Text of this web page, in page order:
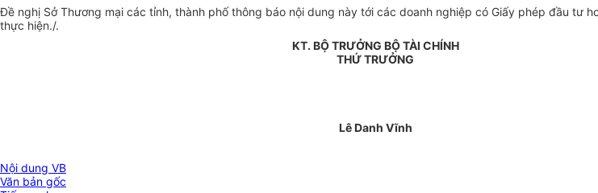
Đề nghị Sở Thương mại các tỉnh, thành phố thông báo nội dung này tới các doanh nghiệp có Giấy phép đầu tư
thực hiện./.
KT. BỘ TRƯỞNG BỘ TÀI CHÍNH
THỨ TRƯỞNG
Lê Danh Vĩnh
Nội dung VB
Văn bản gốc